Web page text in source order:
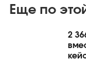
Еще по
2